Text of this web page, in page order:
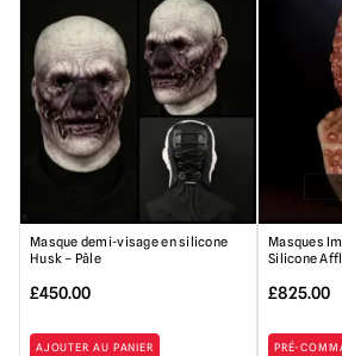
Masque demi-visage en silicone
Husk – Pâle
£450.00
AJOUTER AU PANIER
Masques
Silicone
£825.00
PRÉ-